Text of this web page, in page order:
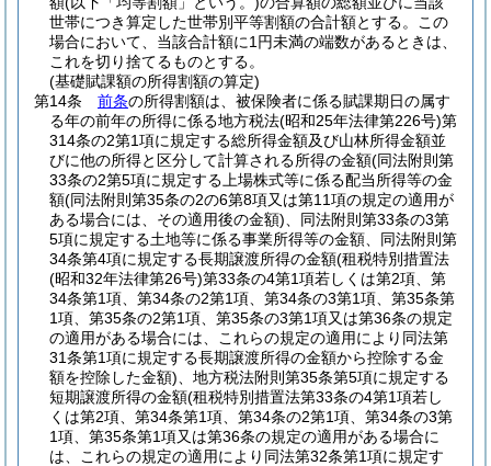
世帯につき算定した世帯別平等割額の合計額とする。
この
場合において、当該合計額に1円未満の端数があるときは、
これを切り捨てるものとする。
(基礎賦課額の所得割額の算定)
第14条
前条の所得割額は、被保険者に係る賦課期日の属す
る年の前年の所得に係る地方税法(昭和25年法律第226号)第
314条の2第1項に規定する総所得金額及び山林所得金額並
びに他の所得と区分して計算される所得の金額(同法附則第
33条の2第5項に規定する上場株式等に係る配当所得等の金
額(同法附則第35条の2の6第8項又は第11項の規定の適用が
ある場合には、その適用後の金額) 、同法附則第33条の3第
5項に規定する土地等に係る事業所得等の金額、同法附則第
34条第4項に規定する長期譲渡所得の金額(租税特別措置法
(昭和32年法律第26号)第33条の4第1項若しくは第2項、第
34条第1項、第34条の2第1項、第34条の3第1項、第35条第
1項、第35条の2第1項、第35条の3第1項又は第36条の規定
の適用がある場合には、これらの規定の適用により同法第
31条第1項に規定する長期譲渡所得の金額から控除する金
額を控除した金額) 、地方税法附則第35条第5項に規定する
短期譲渡所得の金額(租税特別措置法第33条の4第1項若し
くは第2項、第34条第1項、第34条の2第1項、第34条の3第
1項、第35条第1項又は第36条の規定の適用がある場合に
は、これらの規定の適用により同法第32条第1項に規定す